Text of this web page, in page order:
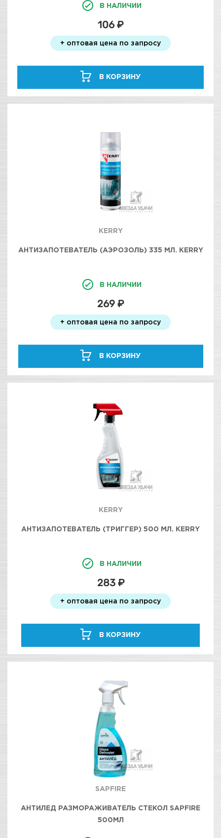
В НАЛИЧИИ
106 ₽
+ оптовая цена по запросу
В КОРЗИНУ
KERRY
АНТИЗАПОТЕВАТЕЛЬ (АЭРОЗОЛЬ) 335 МЛ. KERRY
В НАЛИЧИИ
269 ₽
+ оптовая цена по запросу
В КОРЗИНУ
KERRY
АНТИЗАПОТЕВАТЕЛЬ (ТРИГГЕР) 500 МЛ. KERRY
В НАЛИЧИИ
283 ₽
+ оптовая цена по запросу
В КОРЗИНУ
SAPFIRE
АНТИЛЕД РАЗМОРАЖИВАТЕЛЬ СТЕКОЛ SAPFIRE
500МЛ